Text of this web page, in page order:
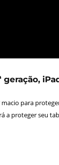
para
a proteger seu